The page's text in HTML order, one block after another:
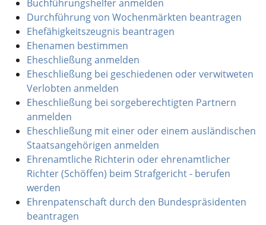
Buchführungshelfer anmelden
Durchführung von Wochenmärkten beantragen
Ehefähigkeitszeugnis beantragen
Ehenamen bestimmen
Eheschließung anmelden
Eheschließung bei geschiedenen oder verwitweten
Verlobten anmelden
Eheschließung bei sorgeberechtigten Partnern
anmelden
Eheschließung mit einer oder einem ausländischen
Staatsangehörigen anmelden
Ehrenamtliche Richterin oder ehrenamtlicher
Richter (Schöffen) beim Strafgericht - berufen
werden
Ehrenpatenschaft durch den Bundespräsidenten
beantragen